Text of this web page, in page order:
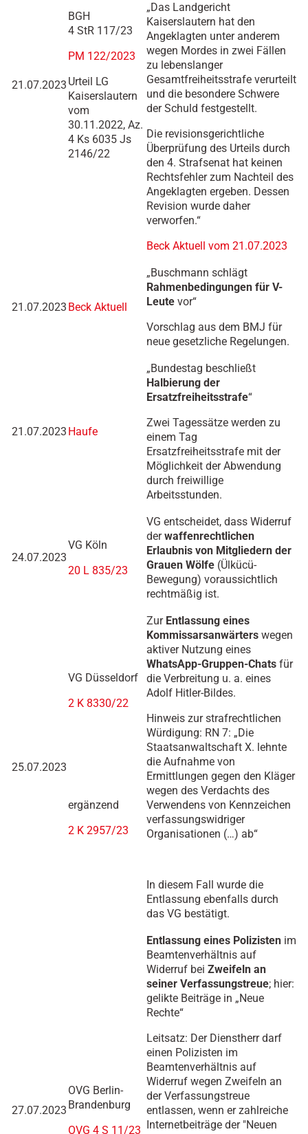
21.07.2023
BGH
4 StR 117/23
PM 122/2023
Urteil LG
Kaiserslautern
vom
30.11.2022, Az.
4 Ks 6035 Js
2146/22
„Das Landgericht
Kaiserslautern hat den
Angeklagten unter anderem
wegen Mordes in zwei Fällen
zu lebenslanger
Gesamtfreiheitsstrafe verurteilt
und die besondere Schwere
der Schuld festgestellt.
Die revisionsgerichtliche
Überprüfung des Urteils durch
den 4. Strafsenat hat keinen
Rechtsfehler zum Nachteil des
Angeklagten ergeben. Dessen
Revision wurde daher
verworfen.“
Beck Aktuell vom 21.07.2023
21.07.2023 Beck Aktuell
„Buschmann schlägt
Rahmenbedingungen für V-
Leute vor“
Vorschlag aus dem BMJ für
neue gesetzliche Regelungen.
21.07.2023 Haufe
„Bundestag beschließt
Halbierung der
Ersatzfreiheitsstrafe“
Zwei Tagessätze werden zu
einem Tag
Ersatzfreiheitsstrafe mit der
Möglichkeit der Abwendung
durch freiwillige
Arbeitsstunden.
24.07.2023
VG Köln
20 L 835/23
VG entscheidet, dass Widerruf
derwaffenrechtlichen
Erlaubnis von Mitgliedern der
Grauen Wölfe (Ülkücü-
Bewegung) voraussichtlich
rechtmäßig ist.
25.07.2023
VG Düsseldorf
2 K 8330/22
ergänzend
2 K 2957/23
Zur Entlassung eines
Kommissarsanwärters wegen
aktiver Nutzung eines
WhatsApp-Gruppen-Chats für
die Verbreitung u. a. eines
Adolf Hitler-Bildes.
Hinweis zur strafrechtlichen
Würdigung: RN 7: „Die
Staatsanwaltschaft X. lehnte
die Aufnahme von
Ermittlungen gegen den Kläger
wegen des Verdachts des
Verwendens von Kennzeichen
verfassungswidriger
Organisationen (…) ab“
In diesem Fall wurde die
Entlassung ebenfalls durch
das VG bestätigt.
27.07.2023
OVG Berlin-
Brandenburg
OVG 4 S 11/23
Entlassung eines Polizisten im
Beamtenverhältnis auf
Widerruf bei Zweifeln an
seiner Verfassungstreue; hier:
gelikte Beiträge in „Neue
Rechte“
Leitsatz: Der Dienstherr darf
einen Polizisten im
Beamtenverhältnis auf
Widerruf wegen Zweifeln an
der Verfassungstreue
entlassen, wenn er zahlreiche
Internetbeiträge der "Neuen